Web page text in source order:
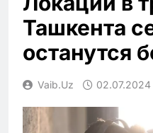
Ташкента
останутся
Vaib.uz 02.07.2024